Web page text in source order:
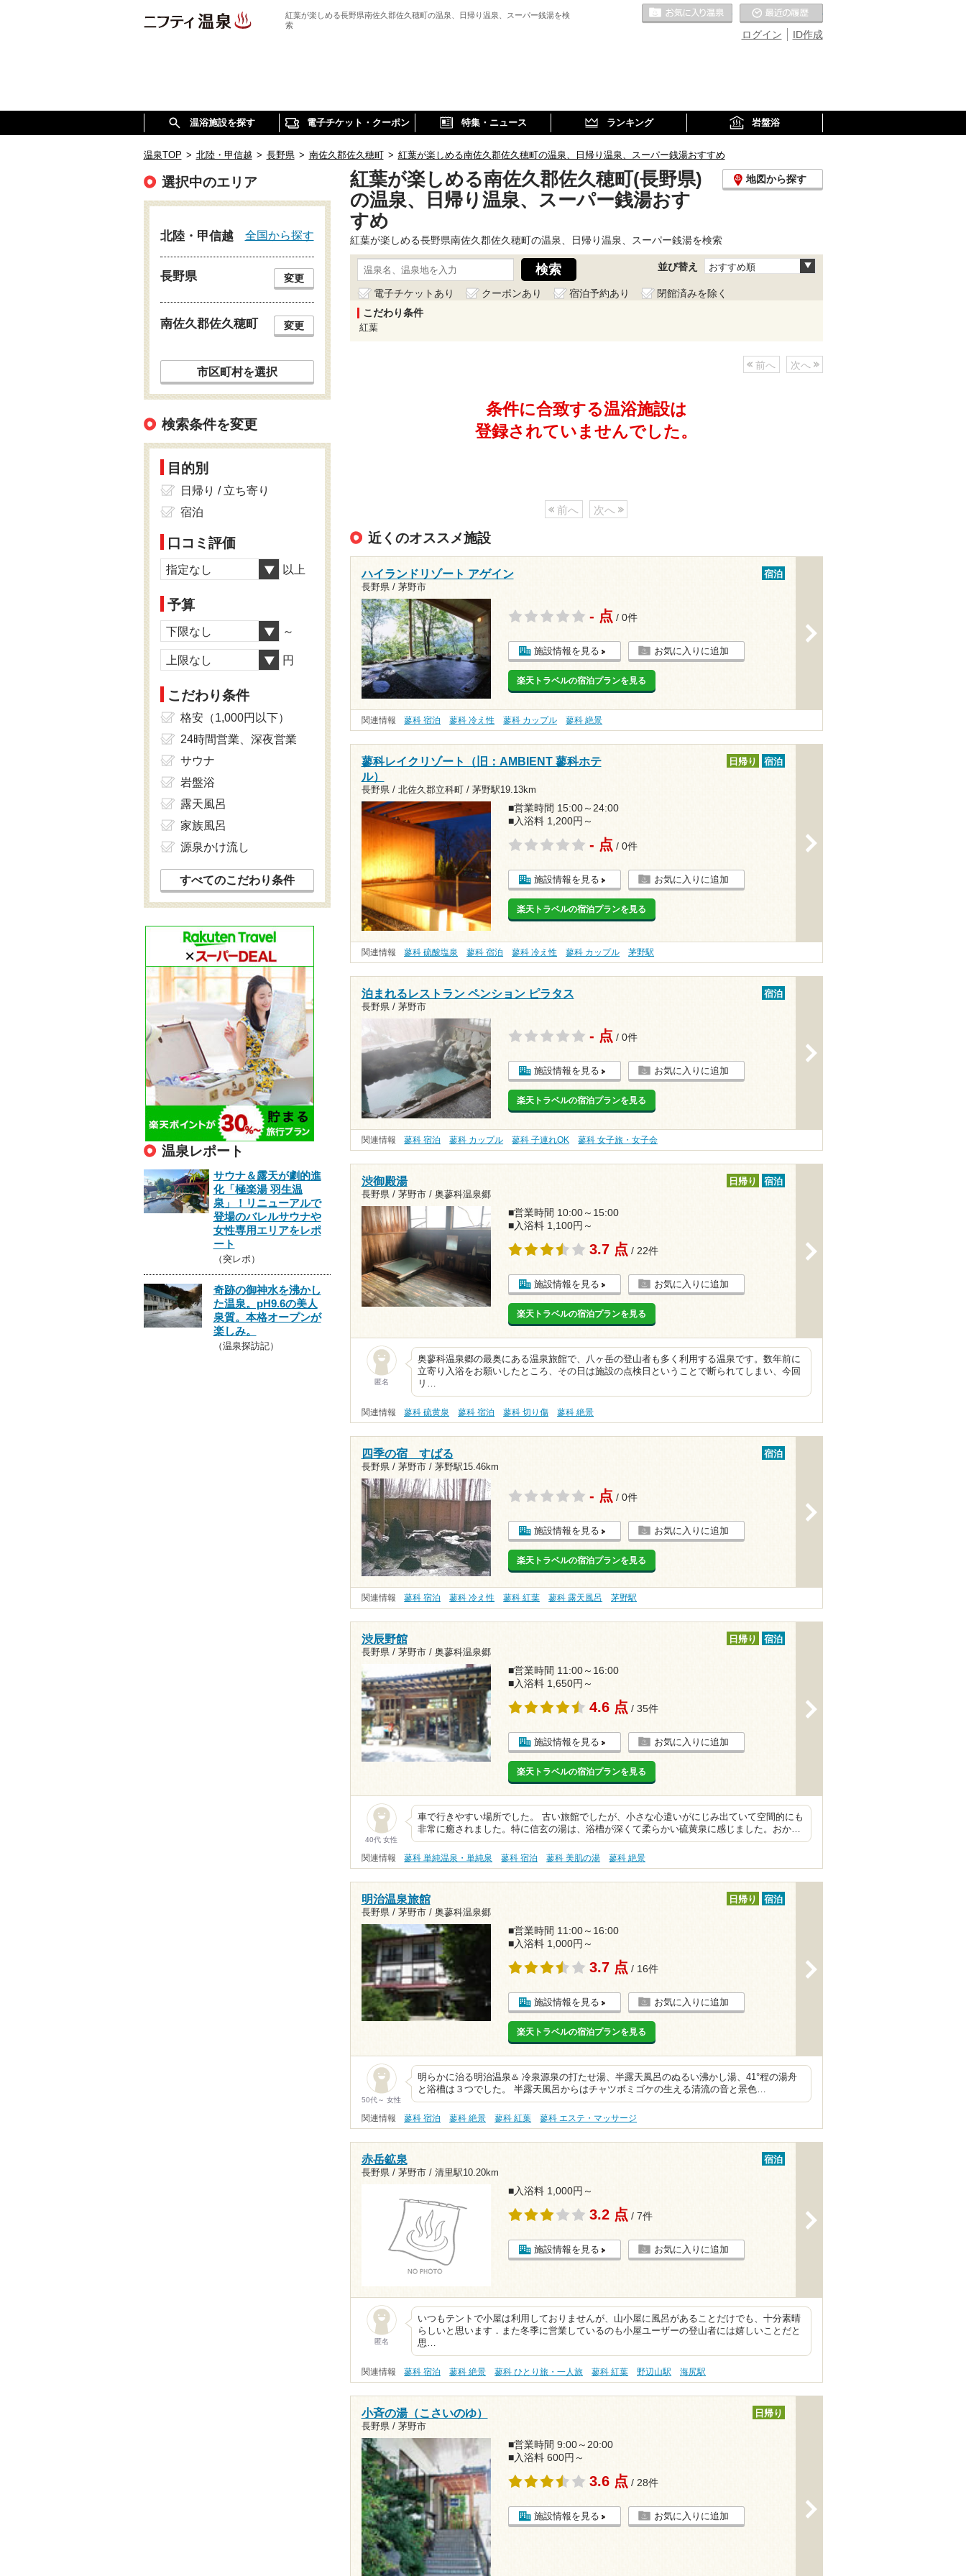
紅葉が楽しめる長野県南佐久郡佐久穂町の温泉、日帰り温泉、スーパー銭湯を検
索
ID作成
ログイン
お気に入りの温泉
温浴施設を探す 電子チケット・クーポン 特集・ニュース ランキング 岩盤浴
温泉TOP > 北陸・甲信越 > 長野県 > 南佐久郡佐久穂町 > 紅葉が楽しめる南佐久郡佐久穂町の温泉、日帰り温泉、スーパー銭湯おすすめ
紅葉が楽しめる南佐久郡佐久穂町(長野県)
の温泉、日帰り温泉、スーパー銭湯おす
すめ
地図から探す
紅葉が楽しめる長野県南佐久郡佐久穂町の温泉、日帰り温泉、スーパー銭湯を検索
並び替え おすすめ順
電子チケットあり クーポンあり 宿泊予約あり
閉館済みを除く
こだわり条件
紅葉
前へ 次へ
条件に合致する温浴施設は
登録されていませんでした。
前へ 次へ
近くのオススメ施設
ハイランドリゾート アゲイン
長野県 / 茅野市
宿泊
- 点 / 0件
施設情報を見る お気に入りに追加
楽天トラベルの宿泊プランを見る
関連情報 蓼科 宿泊 蓼科 冷え性 蓼科 カップル 蓼科 絶景
蓼科レイクリゾート（旧：AMBIENT 蓼科ホテ
ル）
長野県 / 北佐久郡立科町 / 茅野駅19.13km
日帰り 宿泊
■営業時間 15:00～24:00
■入浴料 1,200円～
- 点 / 0件
施設情報を見る お気に入りに追加
楽天トラベルの宿泊プランを見る
関連情報 蓼科 硫酸塩泉 蓼科 宿泊 蓼科 冷え性 蓼科 カップル 茅野駅
泊まれるレストラン ペンション ピラタス
長野県 / 茅野市
宿泊
- 点 / 0件
施設情報を見る お気に入りに追加
楽天トラベルの宿泊プランを見る
関連情報 蓼科 宿泊 蓼科 カップル 蓼科 子連れOK 蓼科 女子旅・女子会
渋御殿湯
長野県 / 茅野市 / 奥蓼科温泉郷
日帰り 宿泊
■営業時間 10:00～15:00
■入浴料 1,100円～
3.7 点 / 22件
施設情報を見る お気に入りに追加
楽天トラベルの宿泊プランを見る
匿名
奥蓼科温泉郷の最奥にある温泉旅館で、八ヶ岳の登山者も多く利用する温泉です。数年前に
立寄り入浴をお願いしたところ、その日は施設の点検日ということで断られてしまい、今回
リ…
関連情報 蓼科 硫黄泉 蓼科 宿泊 蓼科 切り傷 蓼科 絶景
四季の宿 すばる
長野県 / 茅野市 / 茅野駅15.46km
宿泊
- 点 / 0件
施設情報を見る お気に入りに追加
楽天トラベルの宿泊プランを見る
関連情報 蓼科 宿泊 蓼科 冷え性 蓼科 紅葉 蓼科 露天風呂 茅野駅
渋辰野館
長野県 / 茅野市 / 奥蓼科温泉郷
日帰り 宿泊
■営業時間 11:00～16:00
■入浴料 1,650円～
4.6 点 / 35件
施設情報を見る お気に入りに追加
楽天トラベルの宿泊プランを見る
40代 女性
車で行きやすい場所でした。 古い旅館でしたが、小さな心遣いがにじみ出ていて空間的にも
非常に癒されました。特に信玄の湯は、浴槽が深くて柔らかい硫黄泉に感じました。おか…
関連情報 蓼科 単純温泉・単純泉 蓼科 宿泊 蓼科 美肌の湯 蓼科 絶景
明治温泉旅館
長野県 / 茅野市 / 奥蓼科温泉郷
日帰り 宿泊
■営業時間 11:00～16:00
■入浴料 1,000円～
3.7 点 / 16件
施設情報を見る お気に入りに追加
楽天トラベルの宿泊プランを見る
50代～ 女性
明らかに治る明治温泉♨️ 冷泉源泉の打たせ湯、半露天風呂のぬるい沸かし湯、41°程の湯舟
と浴槽は３つでした。 半露天風呂からはチャツボミゴケの生える清流の音と景色…
関連情報 蓼科 宿泊 蓼科 絶景 蓼科 紅葉 蓼科 エステ・マッサージ
赤岳鉱泉
長野県 / 茅野市 / 清里駅10.20km
宿泊
■入浴料 1,000円～
3.2 点 / 7件
施設情報を見る お気に入りに追加
匿名
いつもテントで小屋は利用しておりませんが、山小屋に風呂があることだけでも、十分素晴
らしいと思います．また冬季に営業しているのも小屋ユーザーの登山者には嬉しいことだと
思…
関連情報 蓼科 宿泊 蓼科 絶景 蓼科 ひとり旅・一人旅 蓼科 紅葉 野辺山駅 海尻駅
小斉の湯（こさいのゆ）
長野県 / 茅野市
日帰り
■営業時間 9:00～20:00
■入浴料 600円～
3.6 点 / 28件
施設情報を見る お気に入りに追加
選択中のエリア
北陸・甲信越 全国から探す
長野県 変更
南佐久郡佐久穂町 変更
市区町村を選択
検索条件を変更
目的別
日帰り / 立ち寄り
宿泊
口コミ評価
指定なし 以上
予算
下限なし ～
上限なし 円
こだわり条件
格安（1,000円以下）
24時間営業、深夜営業
サウナ
岩盤浴
露天風呂
家族風呂
源泉かけ流し
すべてのこだわり条件
温泉レポート
サウナ＆露天が劇的進
化「極楽湯 羽生温
泉」！リニューアルで
登場のバレルサウナや
女性専用エリアをレポ
ート
（突レポ）
奇跡の御神水を沸かし
た温泉。pH9.6の美人
泉質。本格オープンが
楽しみ。
（温泉探訪記）